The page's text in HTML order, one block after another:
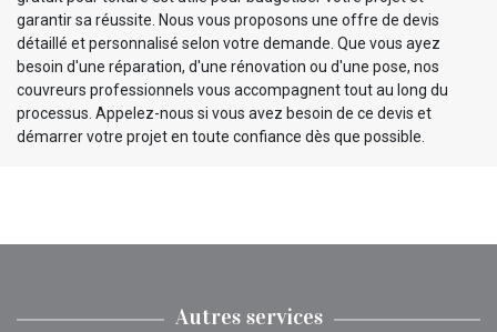
garantir sa réussite. Nous vous proposons une offre de devis
détaillé et personnalisé selon votre demande. Que vous ayez
besoin d'une réparation, d'une rénovation ou d'une pose, nos
couvreurs professionnels vous accompagnent tout au long du
processus. Appelez-nous si vous avez besoin de ce devis et
démarrer votre projet en toute confiance dès que possible.
Autres services